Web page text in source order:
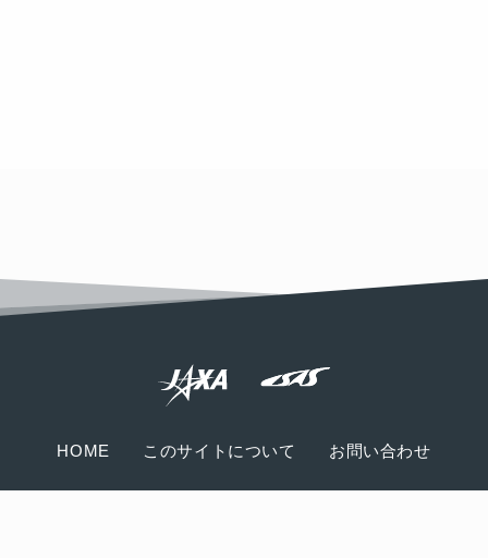
HOME このサイトについて お問い合わせ